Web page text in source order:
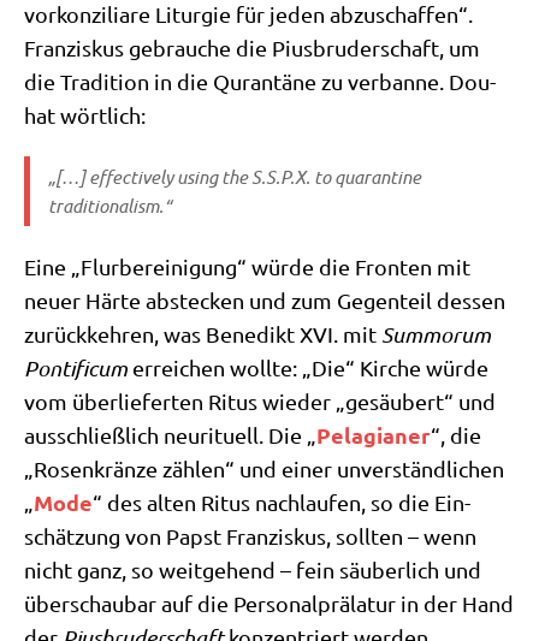
vor­kon­zi­lia­re Lit­ur­gie für jeden abzu­schaf­fen“.
Fran­zis­kus gebrau­che die Pius­bru­der­schaft, um
die Tra­di­ti­on in die Quran­tä­ne zu ver­ban­ne. Dou­
hat wörtlich:
„[…] effec­tively using the S.S.P.X. to qua­ran­ti­ne
traditionalism.“
Eine „Flur­be­rei­ni­gung“ wür­de die Fron­ten mit
neu­er Här­te abstecken und zum Gegen­teil des­sen
zurück­keh­ren, was Bene­dikt XVI. mit Sum­morum
Pon­ti­fi­cum errei­chen woll­te: „Die“ Kir­che wür­de
vom über­lie­fer­ten Ritus wie­der „gesäu­bert“ und
aus­schließ­lich neu­ri­tu­ell. Die „Pela­gia­ner“, die
„Rosen­krän­ze zäh­len“ und einer unver­ständ­li­chen
„Mode“ des alten Ritus nach­lau­fen, so die Ein­
schät­zung von Papst Fran­zis­kus, soll­ten – wenn
nicht ganz, so weit­ge­hend – fein säu­ber­lich und
über­schau­bar auf die Per­so­nal­prä­la­tur in der Hand